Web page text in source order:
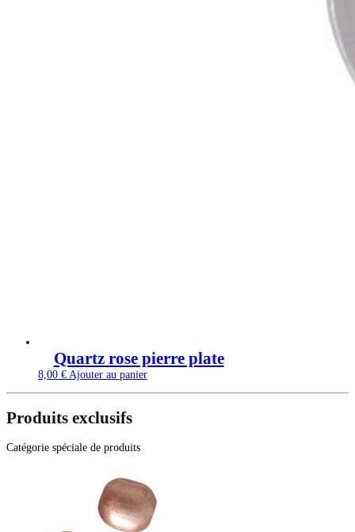
Quartz rose pierre plate
8,00 € Ajouter au panier
Produits exclusifs
Catégorie spéciale de produits